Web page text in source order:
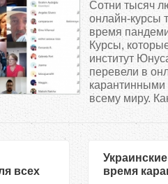
людей во
Сотни тысяч
онлайн-курсы
время
Курсы,
институт
перевели в
карантинными
всему миру.
всех
время